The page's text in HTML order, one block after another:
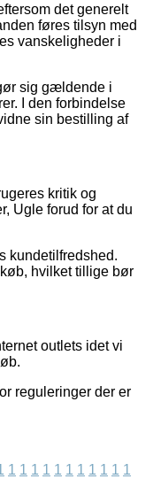
det generelt
føres tilsyn med
vanskeligheder i
sig gældende i
I den forbindelse
sin bestilling af
kritik og
Ugle forud for at du
kundetilfredshed.
hvilket tillige bør
outlets idet vi
reguleringer der er
1 1 1 1 1 1 1 1 1 1 1